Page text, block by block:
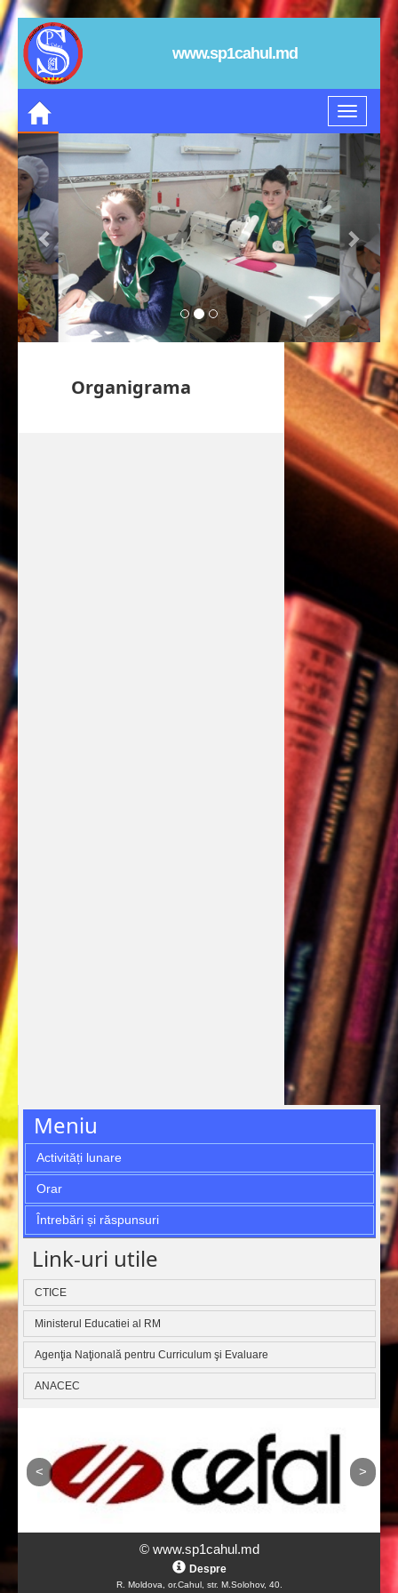
www.sp1cahul.md
Organigrama
Meniu
Activități lunare
Orar
Întrebări și răspunsuri
Link-uri utile
CTICE
Ministerul Educatiei al RM
Agenţia Naţională pentru Curriculum şi Evaluare
ANACEC
© www.sp1cahul.md
Despre
R. Moldova, or.Cahul, str. M.Solohov, 40.